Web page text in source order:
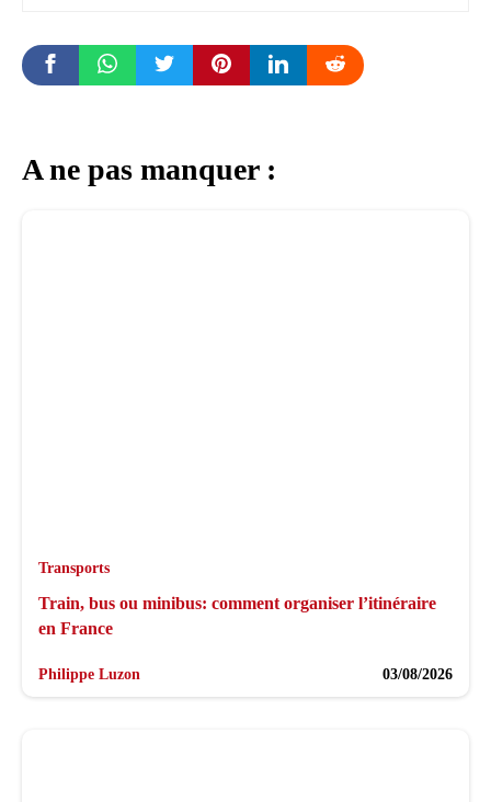
A ne pas manquer :
Transports
Train, bus ou minibus: comment organiser l’itinéraire
en France
Philippe Luzon 03/08/2026